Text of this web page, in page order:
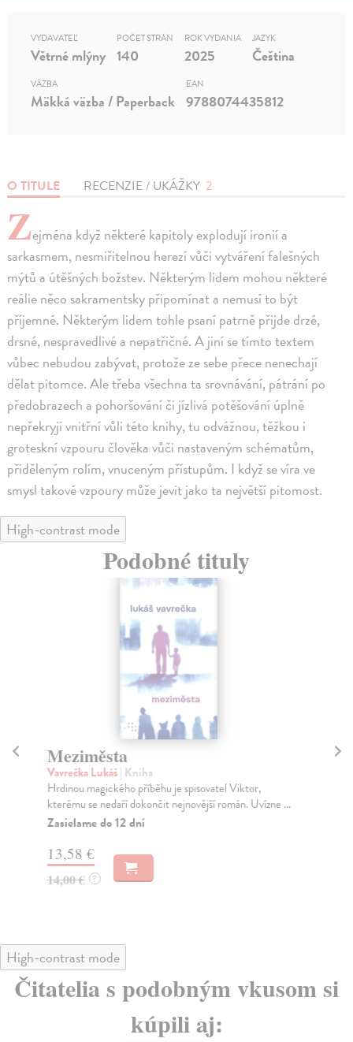
O TITULE RECENZIE / UKÁŽKY 2
Zejména když některé kapitoly explodují ironií a
sarkasmem, nesmiřitelnou herezí vůči vytváření falešných
mýtů a útěšných božstev. Některým lidem mohou některé
reálie něco sakramentsky připomínat a nemusí to být
příjemné. Některým lidem tohle psaní patrně přijde drzé,
drsné, nespravedlivé a nepatřičné. A jiní se tímto textem
vůbec nebudou zabývat, protože ze sebe přece nenechají
dělat pitomce. Ale třeba všechna ta srovnávání, pátrání po
předobrazech a pohoršování či jízlivá potěšování úplně
nepřekryjí vnitřní vůli této knihy, tu odvážnou, těžkou i
groteskní vzpouru člověka vůči nastaveným schématům,
přiděleným rolím, vnuceným přístupům. I když se víra ve
smysl takové vzpoury může jevit jako ta největší pitomost.
VYDAVATEĽ
Větrné mlýny
POČET STRÁN
140
ROK VYDANIA
2025
JAZYK
Čeština
VÄZBA
Mäkká väzba / Paperback
EAN
9788074435812
High-contrast mode
Podobné tituly
Meziměsta
Vavrečka Lukáš| Kniha
Hrdinou magického příběhu je spisovatel Viktor,
kterému se nedaří dokončit nejnovější román. Uvízne ...
Zasielame do 12 dní
13,58 €
14,00 € ?
High-contrast mode
Čitatelia s podobným vkusom si
kúpili aj: